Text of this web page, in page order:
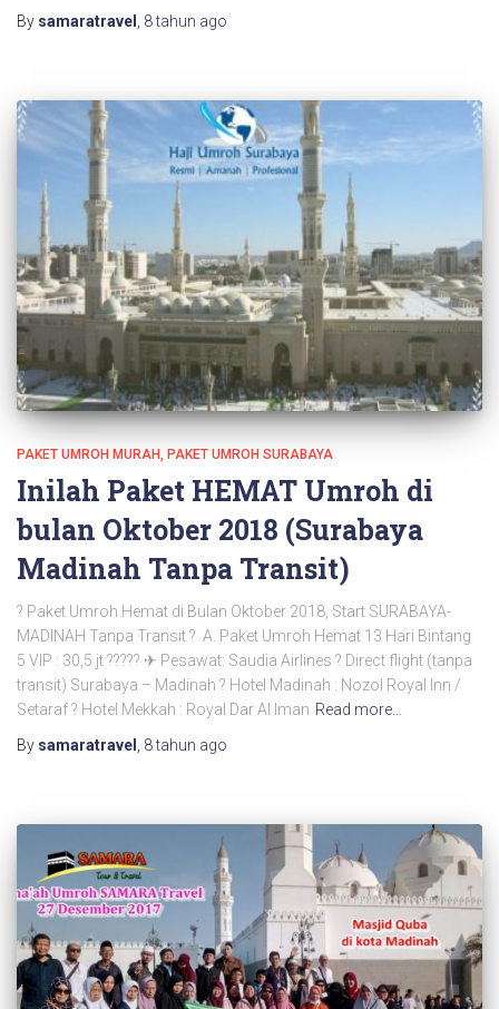
By samaratravel , 8 tahun ago
PAKET UMROH MURAH PAKET UMROH SURABAYA
Inilah Paket HEMAT Umroh di
bulan Oktober 2018 (Surabaya
Madinah Tanpa Transit)
? Paket Umroh Hemat di Bulan Oktober 2018, Start SURABAYA-
MADINAH Tanpa Transit ? A. Paket Umroh Hemat 13 Hari Bintang
5 VIP : 30,5 jt ????? ✈ Pesawat: Saudia Airlines ? Direct flight (tanpa
transit) Surabaya – Madinah ? Hotel Madinah : Nozol Royal Inn /
Setaraf ? Hotel Mekkah : Royal Dar Al Iman Read more…
By samaratravel 8 tahun ago